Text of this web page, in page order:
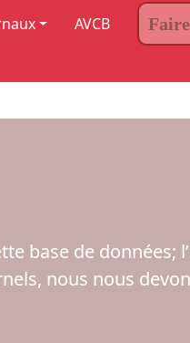
AVCB
base de données;
nous nous